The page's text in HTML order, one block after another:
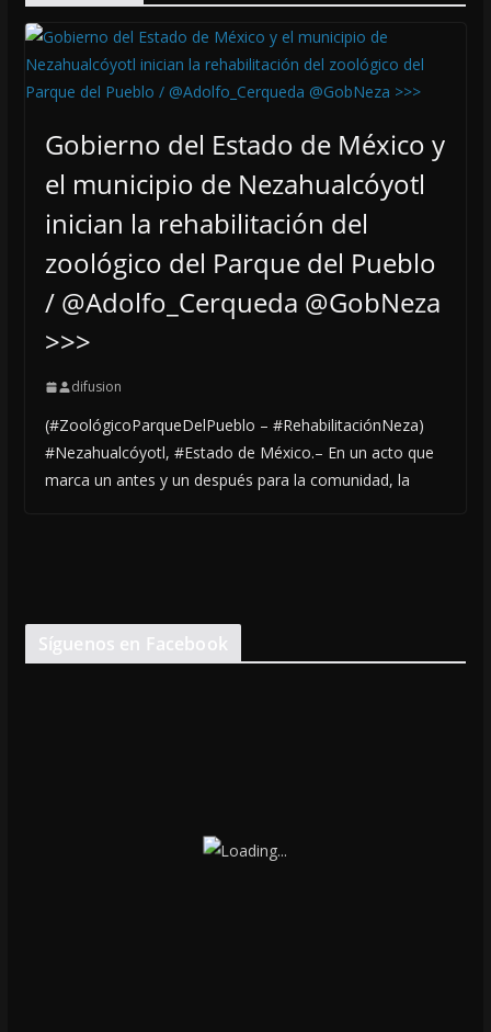
Gobierno del Estado de México y
el municipio de Nezahualcóyotl
inician la rehabilitación del
zoológico del Parque del Pueblo
/ @Adolfo_Cerqueda @GobNeza
>>>
difusion
(#ZoológicoParqueDelPueblo – #RehabilitaciónNeza)
#Nezahualcóyotl, #Estado de México.– En un acto que
marca un antes y un después para la comunidad, la
Síguenos en Facebook